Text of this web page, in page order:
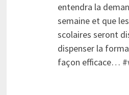
entendra la
semaine et que
scolaires seront
dispenser la
façon efficace…